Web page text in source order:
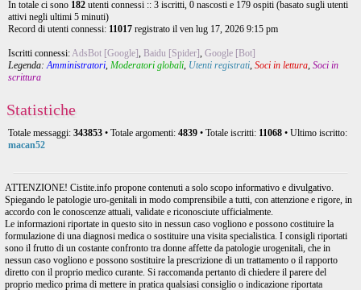
In totale ci sono 182 utenti connessi :: 3 iscritti, 0 nascosti e 179 ospiti (basato sugli utenti
attivi negli ultimi 5 minuti)
Record di utenti connessi: 11017 registrato il ven lug 17, 2026 9:15 pm
Iscritti connessi:AdsBot [Google], Baidu [Spider], Google [Bot]
Legenda:Amministratori, Moderatori globali, Utenti registrati, Soci in lettura, Soci in
scrittura
Statistiche
Totale messaggi: 343853 • Totale argomenti: 4839 • Totale iscritti: 11068 • Ultimo iscritto:
macan52
ATTENZIONE! Cistite.info propone contenuti a solo scopo informativo e divulgativo.
Spiegando le patologie uro-genitali in modo comprensibile a tutti, con attenzione e rigore, in
accordo con le conoscenze attuali, validate e riconosciute ufficialmente.
Le informazioni riportate in questo sito in nessun caso vogliono e possono costituire la
formulazione di una diagnosi medica o sostituire una visita specialistica. I consigli riportati
sono il frutto di un costante confronto tra donne affette da patologie urogenitali, che in
nessun caso vogliono e possono sostituire la prescrizione di un trattamento o il rapporto
diretto con il proprio medico curante. Si raccomanda pertanto di chiedere il parere del
proprio medico prima di mettere in pratica qualsiasi consiglio o indicazione riportata